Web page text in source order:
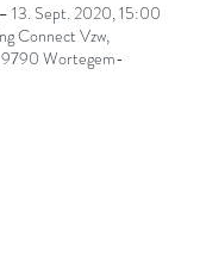
13. Sept. 2020, 15:00
Connect Vzw,
9790 Wortegem-